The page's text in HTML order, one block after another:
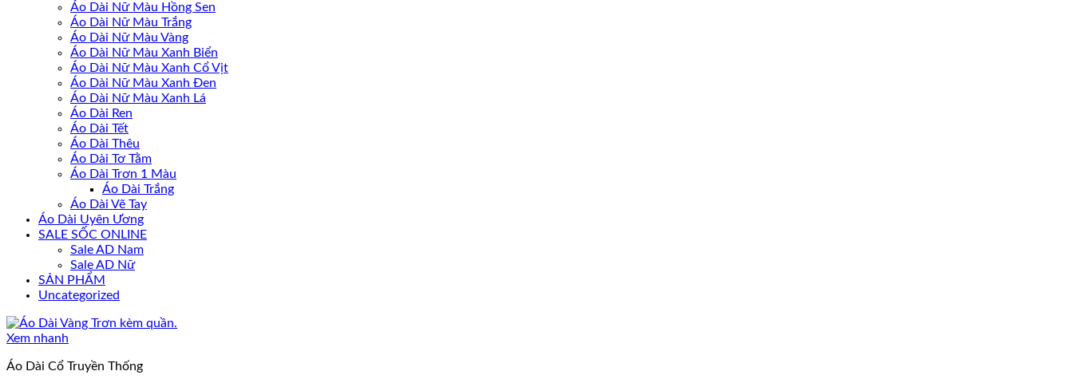
Áo Dài Nữ Màu Hồng Sen
Áo Dài Nữ Màu Trắng
Áo Dài Nữ Màu Vàng
Áo Dài Nữ Màu Xanh Biển
Áo Dài Nữ Màu Xanh Cổ Vịt
Áo Dài Nữ Màu Xanh Đen
Áo Dài Nữ Màu Xanh Lá
Áo Dài Ren
Áo Dài Tết
Áo Dài Thêu
Áo Dài Tơ Tằm
Áo Dài Trơn 1 Màu
Áo Dài Trắng
Áo Dài Vẽ Tay
Áo Dài Uyên Ương
SALE SỐC ONLINE
Sale AD Nam
Sale AD Nữ
SẢN PHẨM
Uncategorized
Xem nhanh
Áo Dài Cổ Truyền Thống